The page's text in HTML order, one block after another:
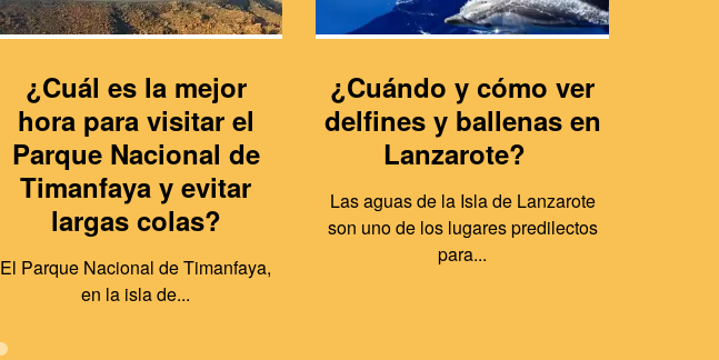
¿Cuál es la mejor
hora para visitar el
Parque Nacional de
Timanfaya y evitar
largas colas?
El Parque Nacional de Timanfaya,
en la isla de...
¿Cuándo y cómo ver
delfines y ballenas en
Lanzarote?
Las aguas de la Isla de Lanzarote
son uno de los lugares predilectos
para...